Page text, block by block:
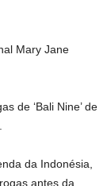
Mary Jane
de ‘Bali Nine’ de
da Indonésia,
antes da